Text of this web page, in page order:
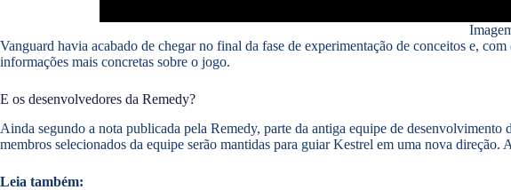
Vanguard havia acabado de chegar no final da fase de experimentação de conceitos e,
informações mais concretas sobre o jogo.
E os desenvolvedores da Remedy?
Ainda segundo a nota publicada pela Remedy, parte da antiga equipe de
membros selecionados da equipe serão mantidas para guiar Kestrel em uma nova
Leia também: